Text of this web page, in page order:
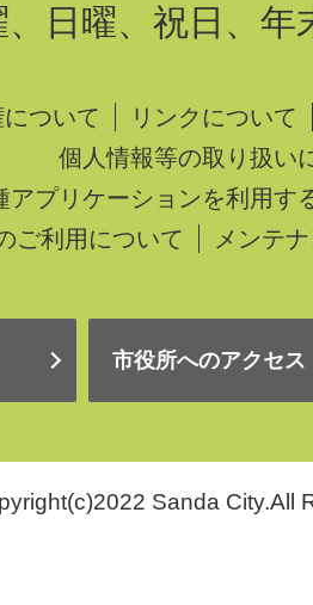
、日曜、祝日、年
ついて
リンクについて
個人情報等の取り扱い
アプリケーションを利用す
ご利用について
メンテ
市役所へのアクセス
Sanda City.All